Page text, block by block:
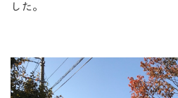
した。